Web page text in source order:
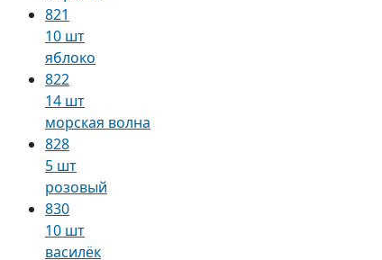
821
10 шт
яблоко
822
14 шт
морская волна
828
5 шт
розовый
830
10 шт
василёк